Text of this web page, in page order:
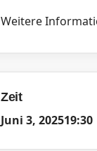
Weitere
Zeit
Juni 3, 202519:30